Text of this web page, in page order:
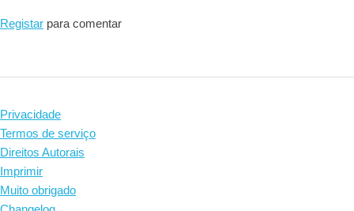
Registar para comentar
Privacidade
Termos de serviço
Direitos Autorais
Imprimir
Muito obrigado